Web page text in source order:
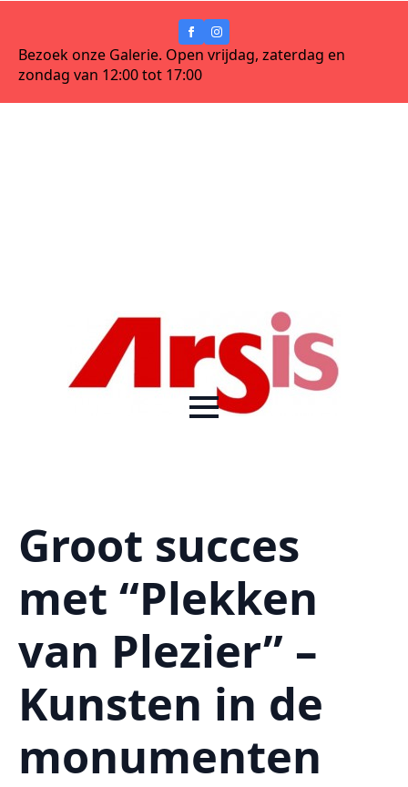
Bezoek onze Galerie. Open vrijdag, zaterdag en
zondag van 12:00 tot 17:00
Groot succes
met “Plekken
van Plezier” –
Kunsten in de
monumenten